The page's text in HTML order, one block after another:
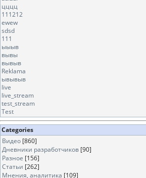
цццц
111212
ewew
sdsd
111
ыыыв
вывы
вывыв
Reklama
ывывыв
live
live_stream
test_stream
Test
Categories
Видео [860]
Дневники разработчиков [90]
Разное [156]
Статьи [262]
Мнения, аналитика [109]